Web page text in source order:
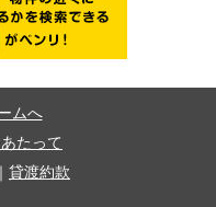
ムへ
たって
貸渡約款